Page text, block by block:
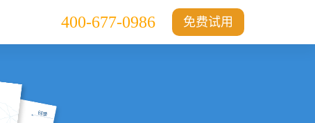
免费试用
400-677-0986